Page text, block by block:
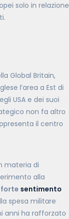
solo in relazione
Global Britain,
l’area a Est di
USA e dei suoi
non fa altro
il centro
materia di
alla
forte sentimento
spesa militare
anni ha rafforzato